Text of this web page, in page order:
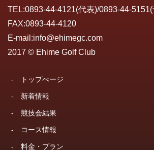
TEL:0893-44-4121(代表)/0893-44-5151
FAX:0893-44-4120
E-mail:info@ehimegc.com
2017 © Ehime Golf Club
- トップぺージ
- 新着情報
- 競技会結果
- コース情報
- 料金・プラン